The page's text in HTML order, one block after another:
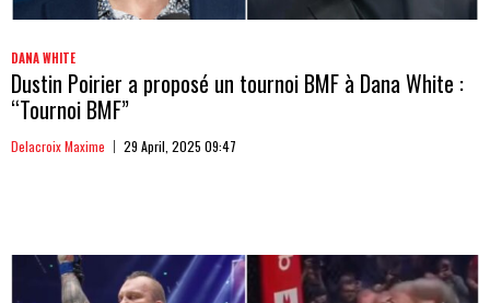
DANA WHITE
Dustin Poirier a proposé un tournoi BMF à Dana White :
“Tournoi BMF”
Delacroix Maxime 29 April, 2025 09:47